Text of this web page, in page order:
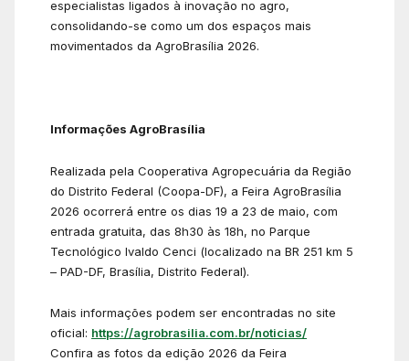
especialistas ligados à inovação no agro,
consolidando-se como um dos espaços mais
movimentados da AgroBrasília 2026.
Informações AgroBrasília
Realizada pela Cooperativa Agropecuária da Região
do Distrito Federal (Coopa-DF), a Feira AgroBrasília
2026 ocorrerá entre os dias 19 a 23 de maio, com
entrada gratuita, das 8h30 às 18h, no Parque
Tecnológico Ivaldo Cenci (localizado na BR 251 km 5
– PAD-DF, Brasília, Distrito Federal).
Mais informações podem ser encontradas no site
oficial: https://agrobrasilia.com.br/noticias/
Confira as fotos da edição 2026 da Feira